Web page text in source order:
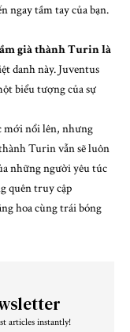
ngay tầm tay của bạn.
già thành Turin là
danh này. Juventus
biểu tượng của sự
mới nổi lên, nhưng
Turin vẫn sẽ luôn
những người yêu túc
quên truy cập
hoa cùng trái bóng
articles instantly!